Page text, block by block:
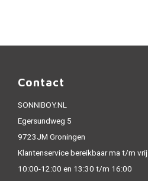
Contact
SONNIBOY.NL
Egersundweg 5
9723JM Groningen
Klantenservice bereikbaar ma t/m vrij
10:00-12:00 en 13:30 t/m 16:00